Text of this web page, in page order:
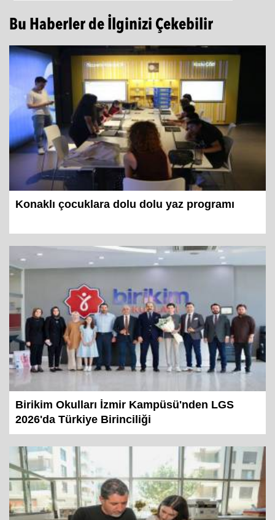
Bu Haberler de İlginizi Çekebilir
Konaklı çocuklara dolu dolu yaz programı
Birikim Okulları İzmir Kampüsü'nden LGS
2026'da Türkiye Birinciliği